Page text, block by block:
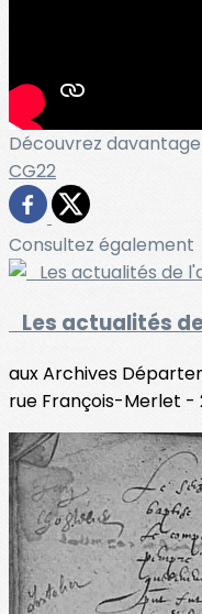
Découvrez
CG22
Consultez également
Les actualités
aux Archives
rue François-Merlet -